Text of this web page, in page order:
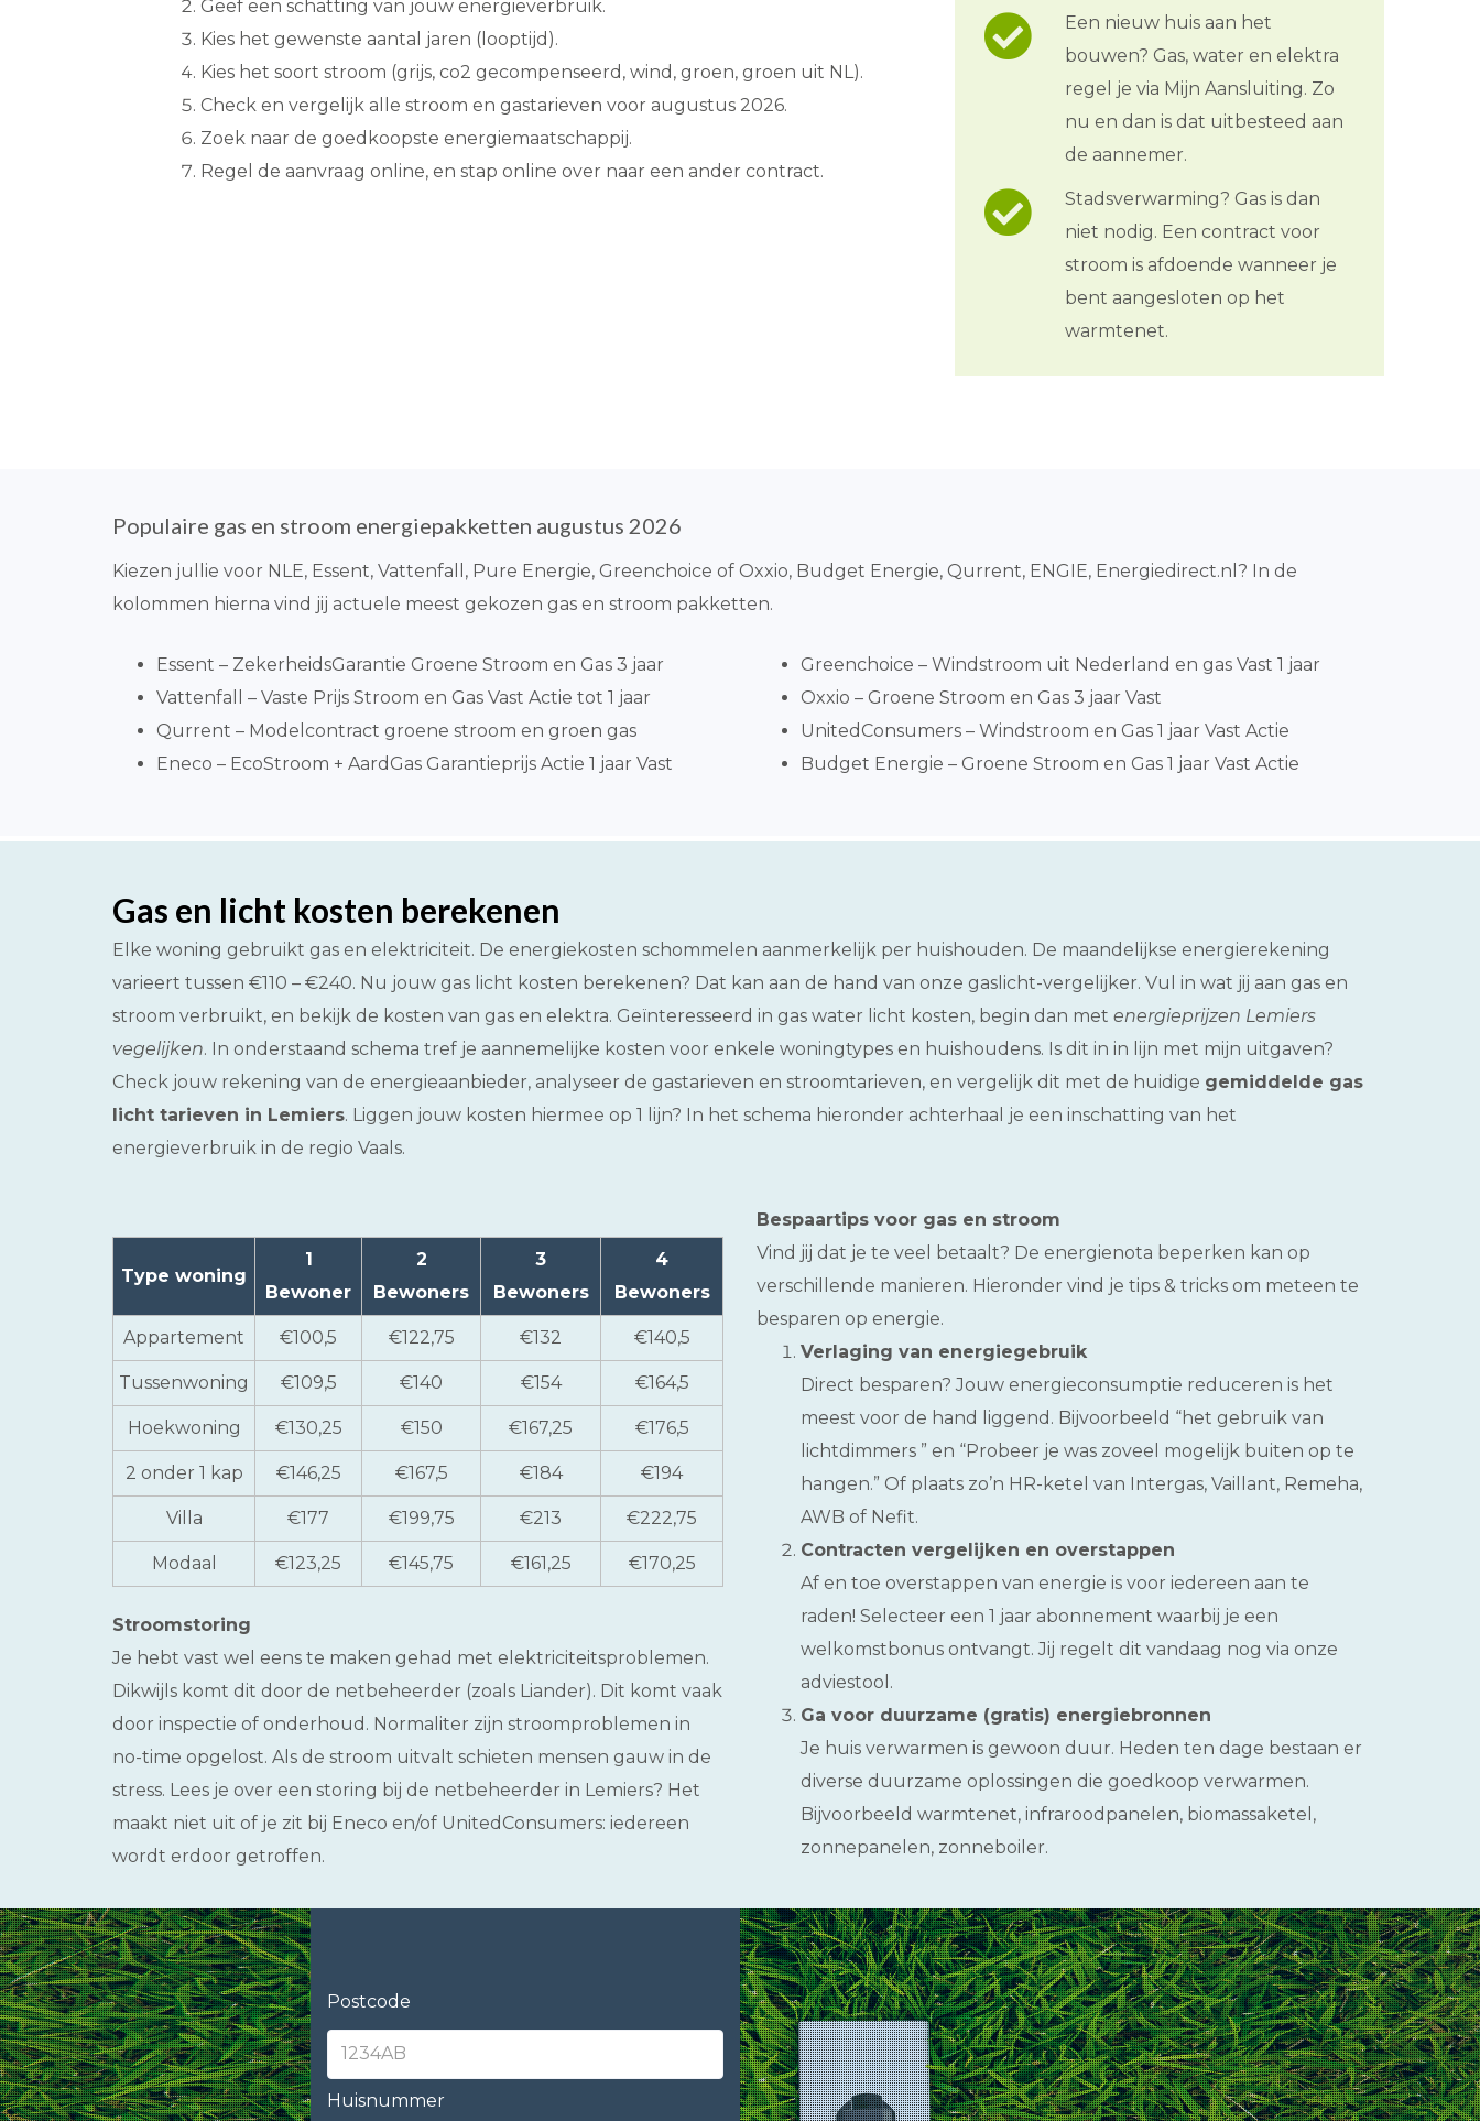
Geef een schatting van jouw energieverbruik.
Kies het gewenste aantal jaren (looptijd).
Kies het soort stroom (grijs, co2 gecompenseerd, wind, groen, groen uit NL).
Check en vergelijk alle stroom en gastarieven voor augustus 2026.
Zoek naar de goedkoopste energiemaatschappij.
Regel de aanvraag online, en stap online over naar een ander contract.
Een nieuw huis aan het
bouwen? Gas, water en elektra
regel je via Mijn Aansluiting. Zo
nu en dan is dat uitbesteed aan
de aannemer.
Stadsverwarming? Gas is dan
niet nodig. Een contract voor
stroom is afdoende wanneer je
bent aangesloten op het
warmtenet.
Populaire gas en stroom energiepakketten augustus 2026
Kiezen jullie voor NLE, Essent, Vattenfall, Pure Energie, Greenchoice of Oxxio, Budget Energie, Qurrent, ENGIE, Energiedirect.nl? In de
kolommen hierna vind jij actuele meest gekozen gas en stroom pakketten.
Essent – ZekerheidsGarantie Groene Stroom en Gas 3 jaar
Vattenfall – Vaste Prijs Stroom en Gas Vast Actie tot 1 jaar
Qurrent – Modelcontract groene stroom en groen gas
Eneco – EcoStroom + AardGas Garantieprijs Actie 1 jaar Vast
Greenchoice – Windstroom uit Nederland en gas Vast 1 jaar
Oxxio – Groene Stroom en Gas 3 jaar Vast
UnitedConsumers – Windstroom en Gas 1 jaar Vast Actie
Budget Energie – Groene Stroom en Gas 1 jaar Vast Actie
Gas en licht kosten berekenen
Elke woning gebruikt gas en elektriciteit. De energiekosten schommelen aanmerkelijk per huishouden. De maandelijkse energierekening
varieert tussen €110 – €240. Nu jouw gas licht kosten berekenen? Dat kan aan de hand van onze gaslicht-vergelijker. Vul in wat jij aan gas en
stroom verbruikt, en bekijk de kosten van gas en elektra. Geïnteresseerd in gas water licht kosten, begin dan met energieprijzen Lemiers
vegelijken. In onderstaand schema tref je aannemelijke kosten voor enkele woningtypes en huishoudens. Is dit in in lijn met mijn uitgaven?
Check jouw rekening van de energieaanbieder, analyseer de gastarieven en stroomtarieven, en vergelijk dit met de huidige gemiddelde gas
licht tarieven in Lemiers. Liggen jouw kosten hiermee op 1 lijn? In het schema hieronder achterhaal je een inschatting van het
energieverbruik in de regio Vaals.
Type woning
1
Bewoner
2
Bewoners
3
Bewoners
4
Bewoners
Appartement €100,5 €122,75 €132 €140,5
Tussenwoning €109,5 €140 €154 €164,5
Hoekwoning €130,25 €150 €167,25 €176,5
2 onder 1 kap €146,25 €167,5 €184 €194
Villa €177 €199,75 €213 €222,75
Modaal €123,25 €145,75 €161,25 €170,25
Stroomstoring
Je hebt vast wel eens te maken gehad met elektriciteitsproblemen.
Dikwijls komt dit door de netbeheerder (zoals Liander). Dit komt vaak
door inspectie of onderhoud. Normaliter zijn stroomproblemen in
no-time opgelost. Als de stroom uitvalt schieten mensen gauw in de
stress. Lees je over een storing bij de netbeheerder in Lemiers? Het
maakt niet uit of je zit bij Eneco en/of UnitedConsumers: iedereen
wordt erdoor getroffen.
Bespaartips voor gas en stroom
Vind jij dat je te veel betaalt? De energienota beperken kan op
verschillende manieren. Hieronder vind je tips & tricks om meteen te
besparen op energie.
Verlaging van energiegebruik
Direct besparen? Jouw energieconsumptie reduceren is het
meest voor de hand liggend. Bijvoorbeeld “het gebruik van
lichtdimmers ” en “Probeer je was zoveel mogelijk buiten op te
hangen.” Of plaats zo’n HR-ketel van Intergas, Vaillant, Remeha,
AWB of Nefit.
Contracten vergelijken en overstappen
Af en toe overstappen van energie is voor iedereen aan te
raden! Selecteer een 1 jaar abonnement waarbij je een
welkomstbonus ontvangt. Jij regelt dit vandaag nog via onze
adviestool.
Ga voor duurzame (gratis) energiebronnen
Je huis verwarmen is gewoon duur. Heden ten dage bestaan er
diverse duurzame oplossingen die goedkoop verwarmen.
Bijvoorbeeld warmtenet, infraroodpanelen, biomassaketel,
zonnepanelen, zonneboiler.
Postcode
Huisnummer